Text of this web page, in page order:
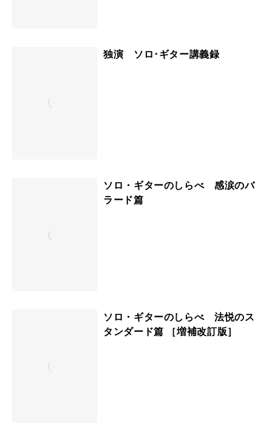
独演 ソロ･ギター講義録
ソロ・ギターのしらべ 感涙のバ
ラード篇
ソロ・ギターのしらべ 法悦のス
タンダード篇 ［増補改訂版］